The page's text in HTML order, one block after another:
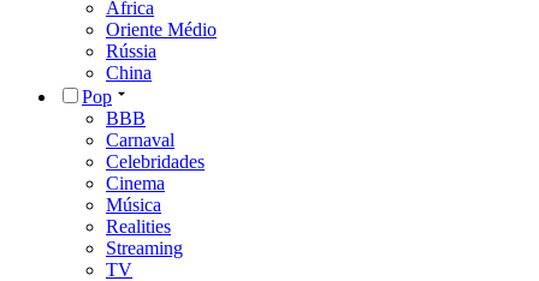
África
Oriente Médio
Rússia
China
Pop
BBB
Carnaval
Celebridades
Cinema
Música
Realities
Streaming
TV